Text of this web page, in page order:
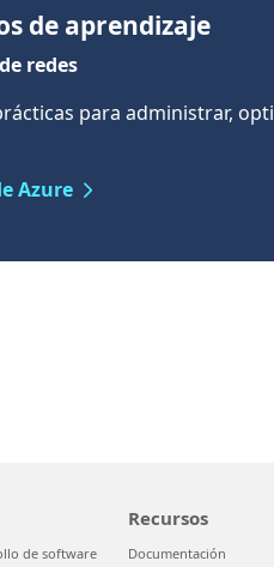
de aprendizaje
redes
para administrar,
Azure
de software
Recursos
Documentación